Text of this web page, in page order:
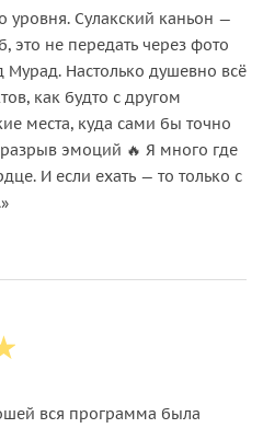
уровня. Сулакский каньон —
это не передать через фото
Мурад. Настолько душевно всё
как будто с другом
места, куда сами бы точно
эмоций 🔥 Я много где
И если ехать — то только с
вся программа была